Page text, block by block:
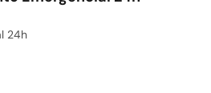
24h